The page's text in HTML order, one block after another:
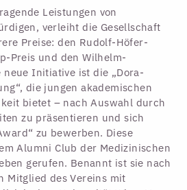
Leistungen von
verleiht die Gesellschaft
Preise: den Rudolf-Höfer-
Preis und den Wilhelm-
neue Initiative ist die „Dora-
die jungen akademischen
bietet – nach Auswahl durch
zu präsentieren und sich
zu bewerben. Diese
Alumni Club der Medizinischen
gerufen. Benannt ist sie nach
Mitglied des Vereins mit